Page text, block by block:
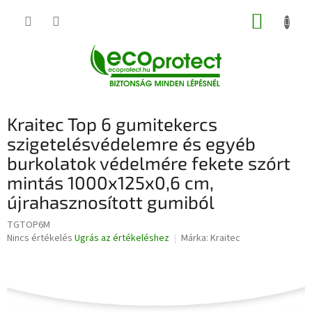
KOSÁR
Kraitec Top 6 gumitekercs
szigetelésvédelemre és egyéb
burkolatok védelmére fekete szórt
mintás 1000x125x0,6 cm,
újrahasznosított gumiból
TGTOP6M
A
5-
Nincs értékelés Ugrás az értékeléshez Márka: Kraitec